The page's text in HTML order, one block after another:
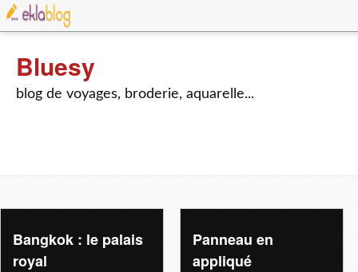
Bluesy
blog de voyages, broderie, aquarelle...
Bangkok : le palais
royal
Panneau en
appliqué